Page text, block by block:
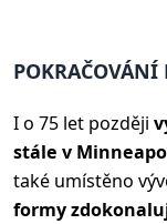
I o 75 let později
stále v
také umístěno
formy